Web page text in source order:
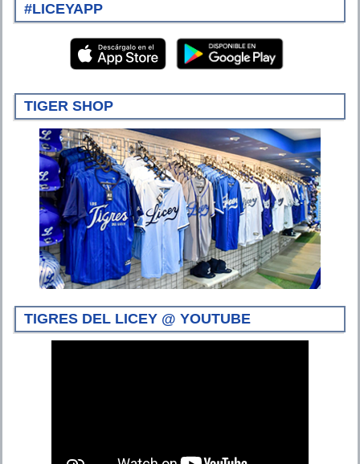
#LICEYAPP
TIGER SHOP
TIGRES DEL LICEY @ YOUTUBE